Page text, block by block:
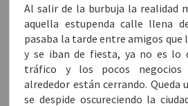
Al salir de la burbuja la realidad
aquella estupenda calle llena
pasaba la tarde entre amigos que
y se iban de fiesta, ya no es lo
tráfico y los pocos negocios
alrededor están cerrando. Queda
se despide oscureciendo la